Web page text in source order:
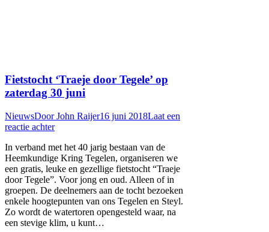
Fietstocht ‘Traeje door Tegele’ op
zaterdag 30 juni
NieuwsDoorJohn Raijer16 juni 2018Laat een
reactie achter
In verband met het 40 jarig bestaan van de
Heemkundige Kring Tegelen, organiseren we
een gratis, leuke en gezellige fietstocht “Traeje
door Tegele”. Voor jong en oud. Alleen of in
groepen. De deelnemers aan de tocht bezoeken
enkele hoogtepunten van ons Tegelen en Steyl.
Zo wordt de watertoren opengesteld waar, na
een stevige klim, u kunt…